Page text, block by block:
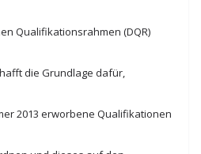
Qualifikationsrahmen (DQR)
die Grundlage dafür,
2013 erworbene Qualifikationen